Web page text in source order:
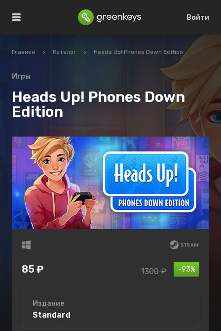
Войти
Главная > Каталог > Heads Up! Phones Down Edition
Игры
Heads Up! Phones Down
Edition
85 ₽ -93%
1300 ₽
Издание
Standard